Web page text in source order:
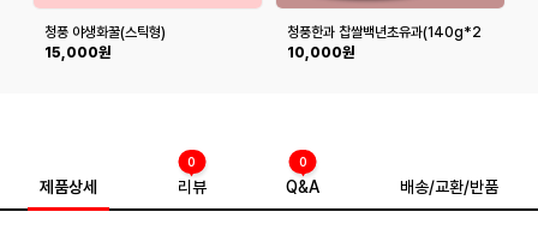
청풍 야생화꿀(스틱형)
15,000원
청풍한과 찹쌀백년초유과(140g*2
봉)
10,000원
제품상세 리뷰
0
Q&A
0
배송/교환/반품